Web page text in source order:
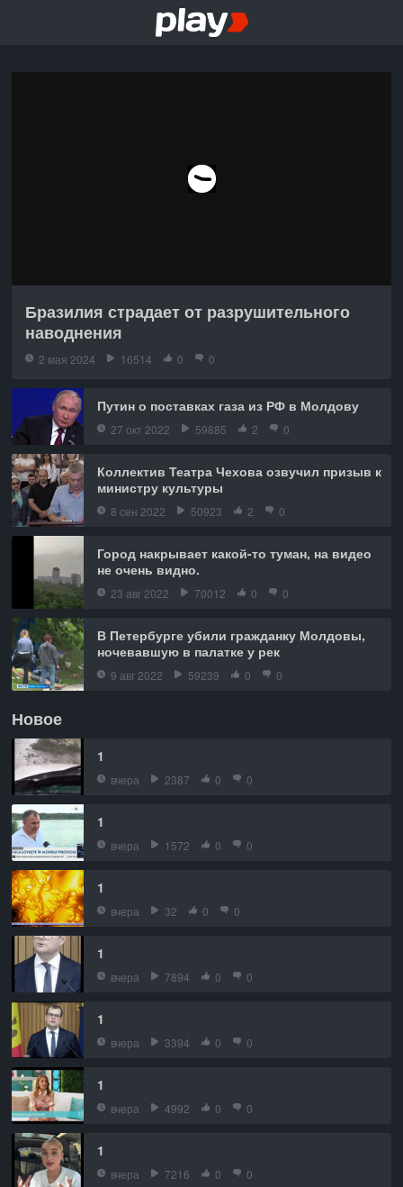
Бразилия страдает от разрушительного
наводнения
2 мая 2024 16514 0 0
Путин о поставках газа из РФ в Молдову
27 окт 2022 59885 2 0
Коллектив Театра Чехова озвучил призыв к
министру культуры
8 сен 2022 50923 2 0
Город накрывает какой-то туман, на видео
не очень видно.
23 авг 2022 70012 0 0
В Петербурге убили гражданку Молдовы,
ночевавшую в палатке у рек
9 авг 2022 59239 0 0
Новое
1
вчера 2387 0 0
1
вчера 1572 0 0
1
вчера 32 0 0
1
вчера 7894 0 0
1
вчера 3394 0 0
1
вчера 4992 0 0
1
вчера 7216 0 0